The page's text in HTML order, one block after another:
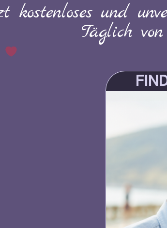
kostenloses und
Täglich